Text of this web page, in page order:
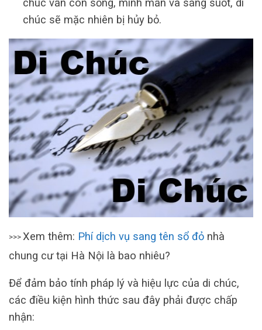
chúc vẫn còn sống, minh mẫn và sáng suốt, di
chúc sẽ mặc nhiên bị hủy bỏ.
>>> Xem thêm: Phí dịch vụ sang tên sổ đỏ nhà
chung cư tại Hà Nội là bao nhiêu?
Để đảm bảo tính pháp lý và hiệu lực của di chúc,
các điều kiện hình thức sau đây phải được chấp
nhận: